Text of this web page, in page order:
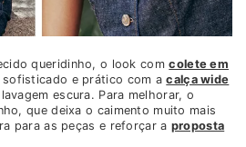
queridinho, o look comcolete em
sofisticado e prático com acalça wide
escura. Para melhorar, o
que deixa o caimento muito mais
para as peças e reforçar a proposta